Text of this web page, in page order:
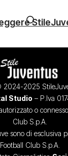
2025
Studio – P.Iva
o
Club S.p.A.
sono di esclusiva
Football Club S.p.A.